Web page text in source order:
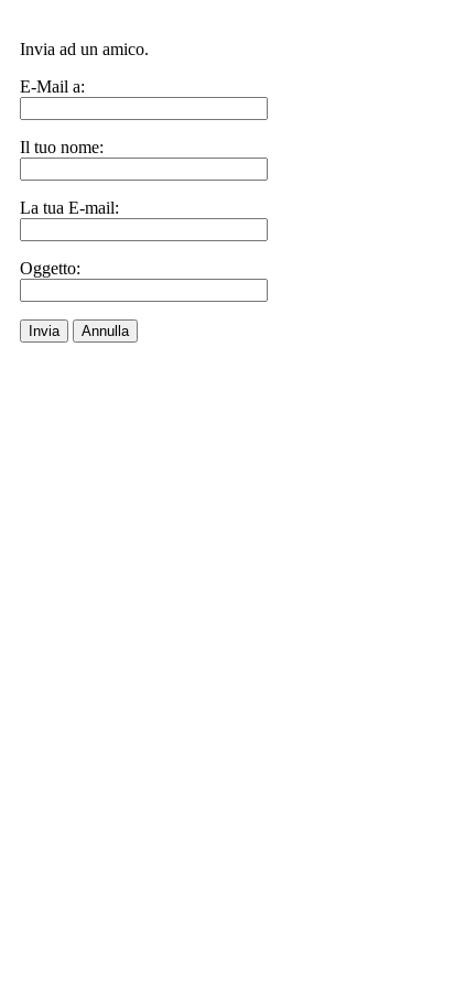
Invia ad un amico.
E-Mail a:
Il tuo nome:
La tua E-mail:
Oggetto:
Invia Annulla